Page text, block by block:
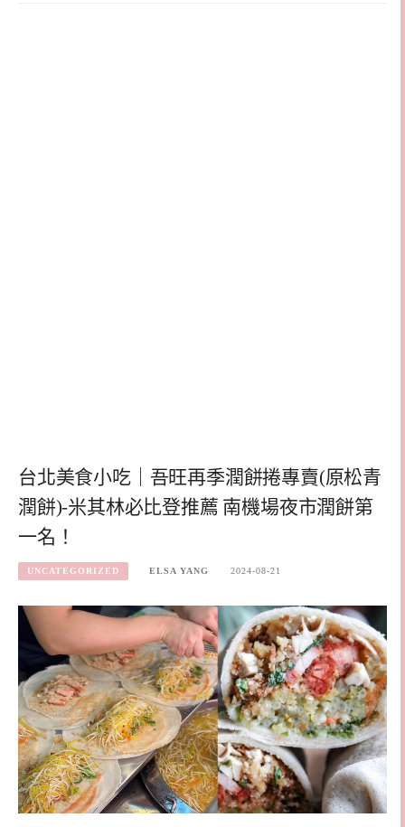
台北美食小吃｜吾旺再季潤餅捲專賣(原松青
潤餅)-米其林必比登推薦 南機場夜市潤餅第
一名！
UNCATEGORIZED ELSA YANG 2024-08-21